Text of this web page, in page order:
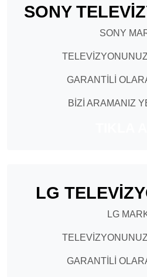
SONY
SONY
GARANTİLİ
BİZİ ARAMANIZ
LG
LG
GARANTİLİ